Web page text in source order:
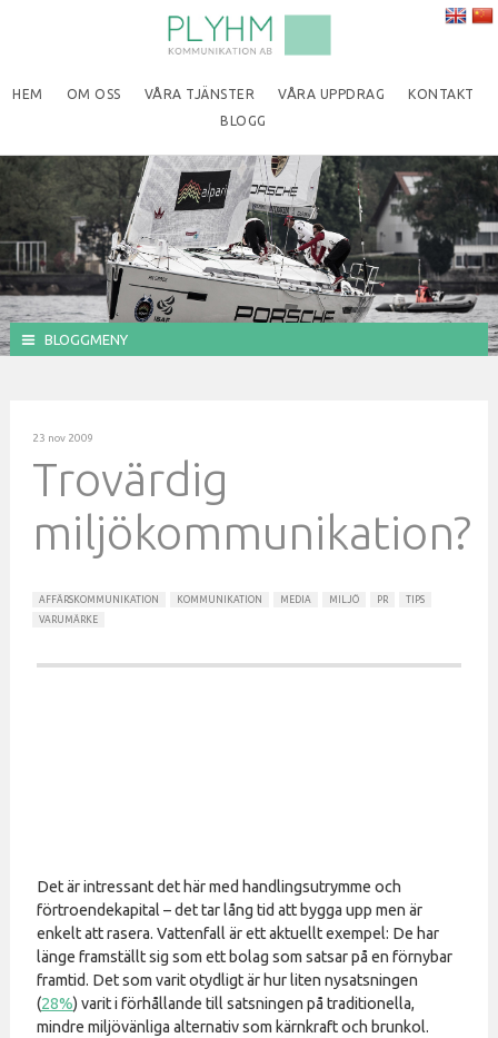
HEM OM OSS VÅRA TJÄNSTER VÅRA UPPDRAG
KONTAKT
BLOGG
BLOGGMENY
23 nov 2009
Trovärdig
miljökommunikation?
AFFÄRSKOMMUNIKATION KOMMUNIKATION MEDIA MILJÖ PR
TIPS
VARUMÄRKE
Det är intressant det här med handlingsutrymme och
förtroendekapital – det tar lång tid att bygga upp men är
enkelt att rasera. Vattenfall är ett aktuellt exempel: De har
länge framställt sig som ett bolag som satsar på en förnybar
framtid. Det som varit otydligt är hur liten nysatsningen
(28%) varit i förhållande till satsningen på traditionella,
mindre miljövänliga alternativ som kärnkraft och brunkol.